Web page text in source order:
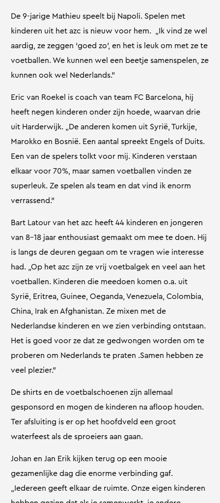
De 9-jarige Mathieu speelt bij Napoli. Spelen met
kinderen uit het azc is nieuw voor hem. „Ik vind ze wel
aardig, ze zeggen ‘goed zo’, en het is leuk om met ze te
voetballen. We kunnen wel een beetje samenspelen, ze
kunnen ook wel Nederlands.”
Eric van Roekel is coach van team FC Barcelona, hij
heeft negen kinderen onder zijn hoede, waarvan drie
uit Harderwijk. „De anderen komen uit Syrië, Turkije,
Marokko en Bosnië. Een aantal spreekt Engels of Duits.
Een van de spelers tolkt voor mij. Kinderen verstaan
elkaar voor 70%, maar samen voetballen vinden ze
superleuk. Ze spelen als team en dat vind ik enorm
verrassend.”
Bart Latour van het azc heeft 44 kinderen en jongeren
van 8-18 jaar enthousiast gemaakt om mee te doen. Hij
is langs de deuren gegaan om te vragen wie interesse
had. „Op het azc zijn ze vrij voetbalgek en veel aan het
voetballen. Kinderen die meedoen komen o.a. uit
Syrië, Eritrea, Guinee, Oeganda, Venezuela, Colombia,
China, Irak en Afghanistan. Ze mixen met de
Nederlandse kinderen en we zien verbinding ontstaan.
Het is goed voor ze dat ze gedwongen worden om te
proberen om Nederlands te praten .Samen hebben ze
veel plezier.”
De shirts en de voetbalschoenen zijn allemaal
gesponsord en mogen de kinderen na afloop houden.
Ter afsluiting is er op het hoofdveld een groot
waterfeest als de sproeiers aan gaan.
Johan en Jan Erik kijken terug op een mooie
gezamenlijke dag die enorme verbinding gaf.
„Iedereen geeft elkaar de ruimte. Onze eigen kinderen